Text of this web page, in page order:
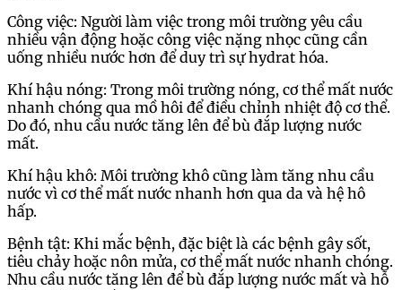
Công việc: Người làm việc trong môi trường yêu cầu
nhiều vận động hoặc công việc nặng nhọc cũng cần
uống nhiều nước hơn để duy trì sự hydrat hóa.
Khí hậu nóng: Trong môi trường nóng, cơ thể mất nước
nhanh chóng qua mồ hôi để điều chỉnh nhiệt độ cơ thể.
Do đó, nhu cầu nước tăng lên để bù đắp lượng nước
mất.
Khí hậu khô: Môi trường khô cũng làm tăng nhu cầu
nước vì cơ thể mất nước nhanh hơn qua da và hệ hô
hấp.
Bệnh tật: Khi mắc bệnh, đặc biệt là các bệnh gây sốt,
tiêu chảy hoặc nôn mửa, cơ thể mất nước nhanh chóng.
Nhu cầu nước tăng lên để bù đắp lượng nước mất và hỗ